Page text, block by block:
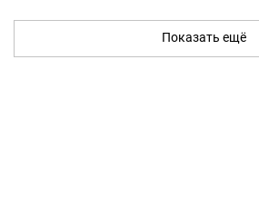
Показать ещё